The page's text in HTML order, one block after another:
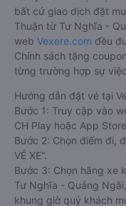
bất cứ giao dịch đặt
Thuận từ Tư Nghĩa -
web Vexere.com đều
Chính sách tặng
từng trường hợp sự
Hướng dẫn đặt vé tại
Bước 1: Truy cập vào
CH Play hoặc App
Bước 2: Chọn điểm đi,
VÉ XE”.
Bước 3: Chọn hãng xe
Tư Nghĩa - Quảng
khung giờ quý khách